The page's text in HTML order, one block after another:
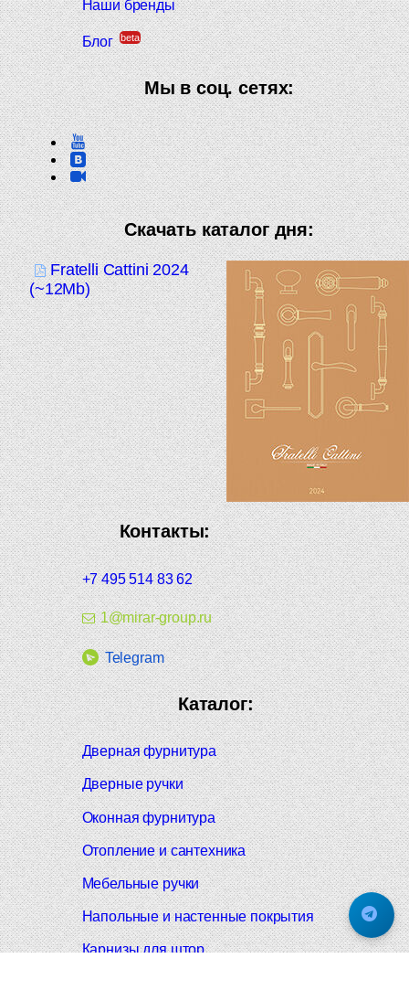
Наши бренды
Блог beta
Мы в соц. сетях:
Скачать каталог дня:
Fratelli Cattini 2024
(~12Mb)
Контакты:
+7 495 514 83 62
1@mirar-group.ru
Telegram
Каталог:
Дверная фурнитура
Дверные ручки
Оконная фурнитура
Отопление и сантехника
Мебельные ручки
Напольные и настенные покрытия
Карнизы для штор